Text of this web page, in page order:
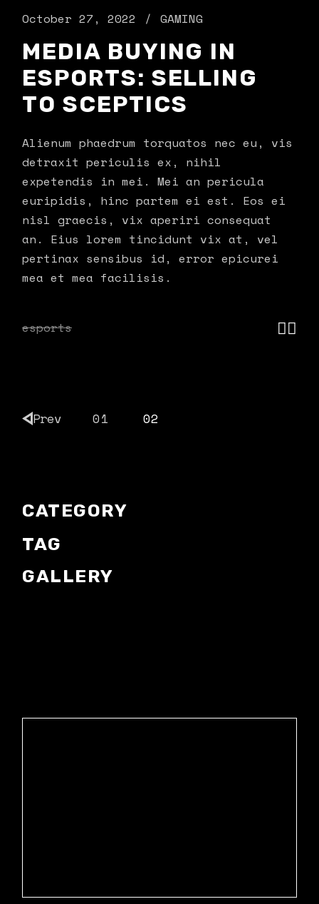
October 27, 2022 GAMING
MEDIA BUYING IN
ESPORTS: SELLING
TO SCEPTICS
Alienum phaedrum torquatos nec eu, vis
detraxit periculis ex, nihil
expetendis in mei. Mei an pericula
euripidis, hinc partem ei est. Eos ei
nisl graecis, vix aperiri consequat
an. Eius lorem tincidunt vix at, vel
pertinax sensibus id, error epicurei
mea et mea facilisis.
esports
POSTS
Prev 01 02
CATEGORY
TAG
GALLERY